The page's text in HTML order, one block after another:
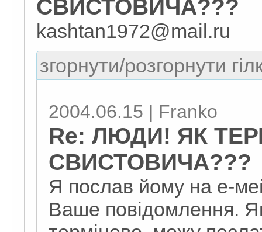
СВИСТОВИЧА???
kashtan1972@mail.ru
згорнути/розгорнути
2004.06.15 | Franko
Re: ЛЮДИ! ЯК
СВИСТОВИЧА???
Я послав йому на е-
Ваше повідомлення.